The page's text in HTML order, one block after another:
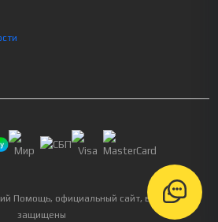
Помощь, официальный сайт, все права
защищены